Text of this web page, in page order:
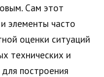
Сам этот
элементы часто
оценки ситуаций
технических и
построения